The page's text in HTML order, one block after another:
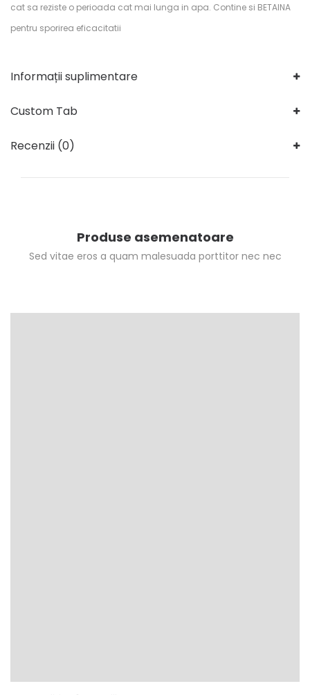
cat sa reziste o perioada cat mai lunga in apa. Contine si BETAINA
pentru sporirea eficacitatii
Informații suplimentare
Custom Tab
Recenzii (0)
Produse asemenatoare
Sed vitae eros a quam malesuada porttitor nec nec